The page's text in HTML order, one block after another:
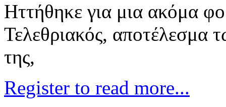
Ηττήθηκε για μια ακόμα
Τελεθριακός, αποτέλεσμα
της,
Register to read more...